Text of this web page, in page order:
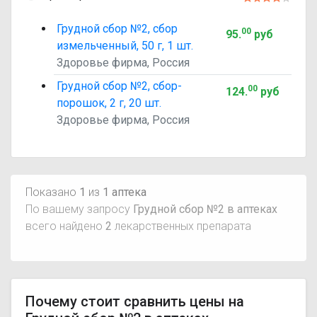
Грудной сбор №2, сбор
измельченный, 50 г, 1 шт.
Здоровье фирма, Россия
95.00руб
Грудной сбор №2, сбор-
порошок, 2 г, 20 шт.
Здоровье фирма, Россия
124.00руб
Показано 1 из 1 аптека
По вашему запросу Грудной сбор №2 в аптеках
всего найдено 2 лекарственных препарата
Почему стоит сравнить цены на